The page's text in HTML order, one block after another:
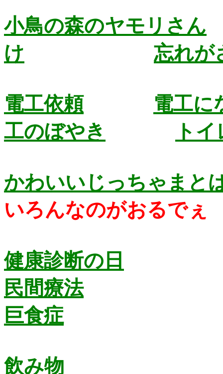
小鳥の森のヤモリさん
け
忘れが
電工依頼
電工に
工のぼやき
ト
かわいいじっちゃまと
いろんなのがお
健康診断の日
民間療法
巨食症
飲み物